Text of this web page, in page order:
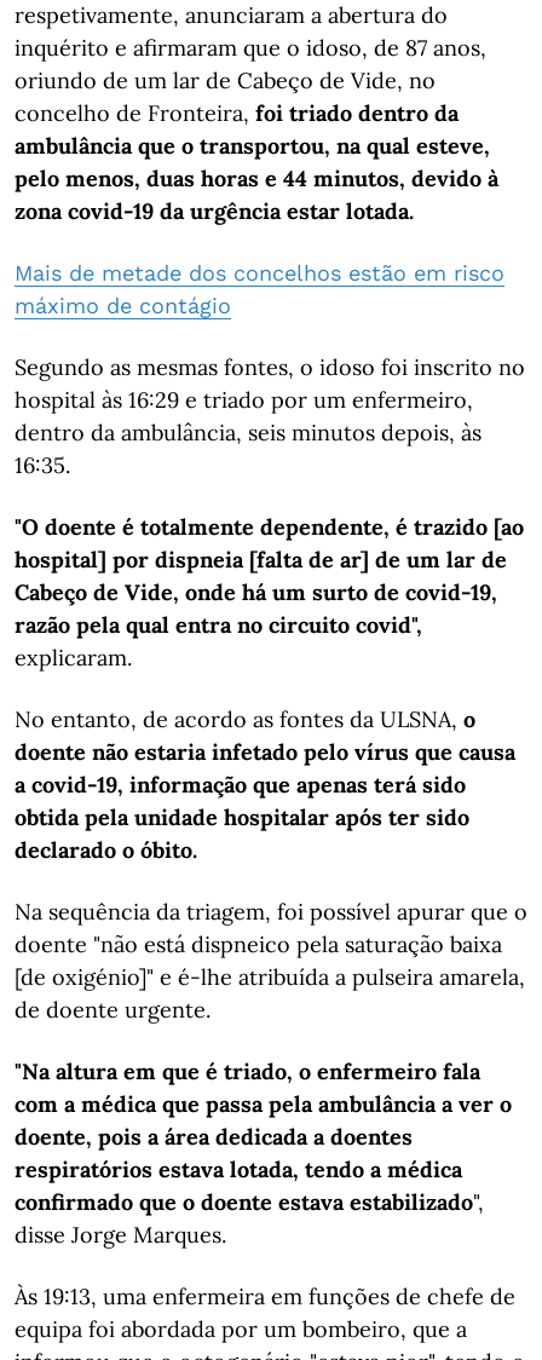
respetivamente, anunciaram a abertura do
inquérito e afirmaram que o idoso, de 87 anos,
oriundo de um lar de Cabeço de Vide, no
concelho de Fronteira, foi triado dentro da
ambulância que o transportou, na qual esteve,
pelo menos, duas horas e 44 minutos, devido à
zona covid-19 da urgência estar lotada.
Mais de metade dos concelhos estão em risco
máximo de contágio
Segundo as mesmas fontes, o idoso foi inscrito no
hospital às 16:29 e triado por um enfermeiro,
dentro da ambulância, seis minutos depois, às
16:35.
"O doente é totalmente dependente, é trazido [ao
hospital] por dispneia [falta de ar] de um lar de
Cabeço de Vide, onde há um surto de covid-19,
razão pela qual entra no circuito covid",
explicaram.
No entanto, de acordo as fontes da ULSNA, o
doente não estaria infetado pelo vírus que causa
a covid-19, informação que apenas terá sido
obtida pela unidade hospitalar após ter sido
declarado o óbito.
Na sequência da triagem, foi possível apurar que o
doente "não está dispneico pela saturação baixa
[de oxigénio]" e é-lhe atribuída a pulseira amarela,
de doente urgente.
"Na altura em que é triado, o enfermeiro fala
com a médica que passa pela ambulância a ver o
doente, pois a área dedicada a doentes
respiratórios estava lotada, tendo a médica
confirmado que o doente estava estabilizado",
disse Jorge Marques.
Às 19:13, uma enfermeira em funções de chefe de
equipa foi abordada por um bombeiro, que a